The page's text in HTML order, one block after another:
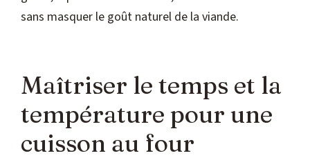
sans masquer le goût naturel de la viande.
Maîtriser le temps et la
température pour une
cuisson au four